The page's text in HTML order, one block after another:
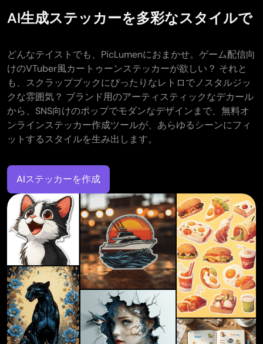
AI生成ステッカーを多彩なスタイルで
どんなテイストでも、PicLumenにおまかせ。ゲーム配信向
けのVTuber風カートゥーンステッカーが欲しい？ それと
も、スクラップブックにぴったりなレトロでノスタルジッ
クな雰囲気？ ブランド用のアーティスティックなデカール
から、SNS向けのポップでモダンなデザインまで、無料オ
ンラインステッカー作成ツールが、あらゆるシーンにフィ
ットするスタイルを生み出します。
AIステッカーを作成